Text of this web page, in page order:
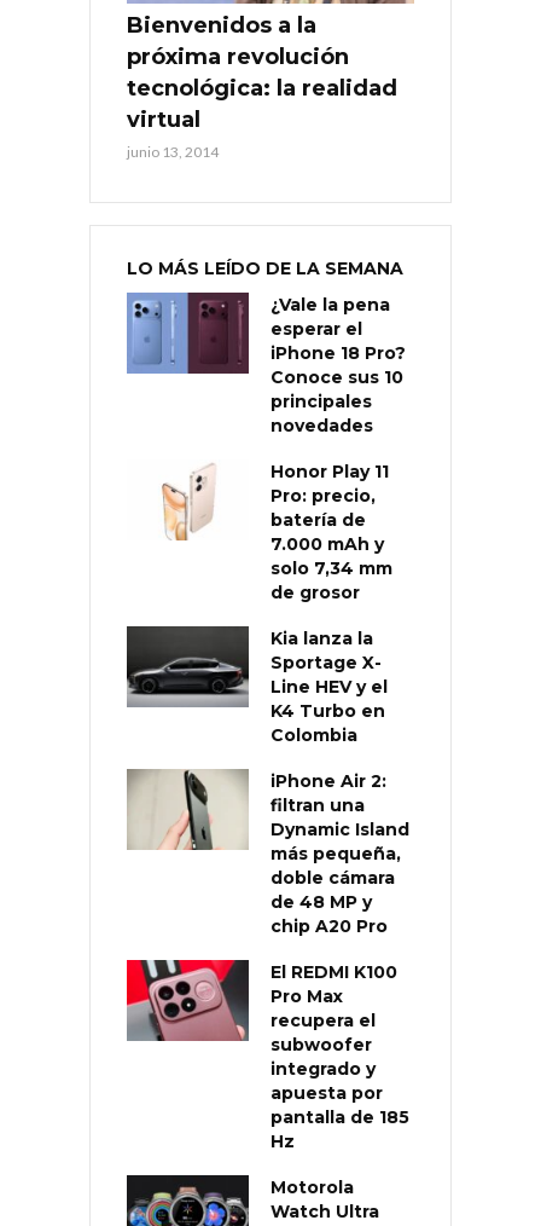
Bienvenidos a la
próxima revolución
tecnológica: la realidad
virtual
junio 13, 2014
LO MÁS LEÍDO DE LA SEMANA
¿Vale la pena
esperar el
iPhone 18 Pro?
Conoce sus 10
principales
novedades
Honor Play 11
Pro: precio,
batería de
7.000 mAh y
solo 7,34 mm
de grosor
Kia lanza la
Sportage X-
Line HEV y el
K4 Turbo en
Colombia
iPhone Air 2:
filtran una
Dynamic Island
más pequeña,
doble cámara
de 48 MP y
chip A20 Pro
El REDMI K100
Pro Max
recupera el
subwoofer
integrado y
apuesta por
pantalla de 185
Hz
Motorola
Watch Ultra